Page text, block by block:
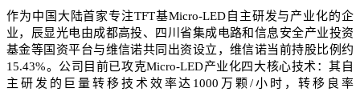
作为中国大陆首家专注TFT基Micro-LED自主研发与产业化的企
业，辰显光电由成都高投、四川省集成电路和信息安全产业投资
基金等国资平台与维信诺共同出资设立，维信诺当前持股比例约
15.43%。公司目前已攻克Micro-LED产业化四大核心技术：其自
主研发的巨量转移技术效率达1000万颗/小时，转移良率